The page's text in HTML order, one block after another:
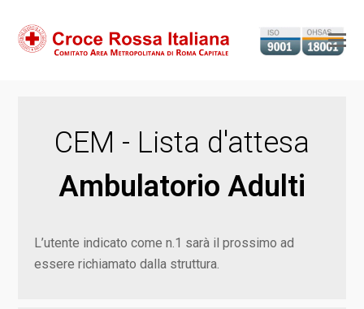
CEM - Lista d'attesa
Ambulatorio Adulti
L’utente indicato come n.1 sarà il prossimo ad
essere richiamato dalla struttura.